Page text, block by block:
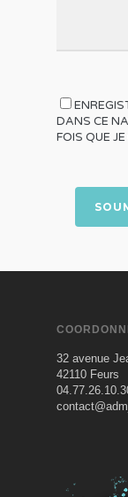
DANS CE
FOIS QUE
32 avenue
42110 Feurs